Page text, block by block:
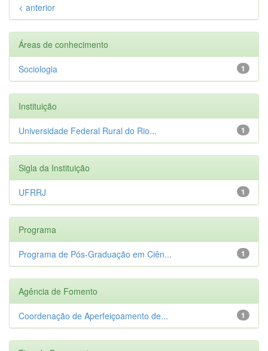
< anterior
Áreas de conhecimento
1
Sociologia
Instituição
1
Universidade Federal Rural do Rio...
Sigla da Instituição
1
UFRRJ
Programa
1
Programa de Pós-Graduação em Ciên...
Agência de Fomento
1
Coordenação de Aperfeiçoamento de...